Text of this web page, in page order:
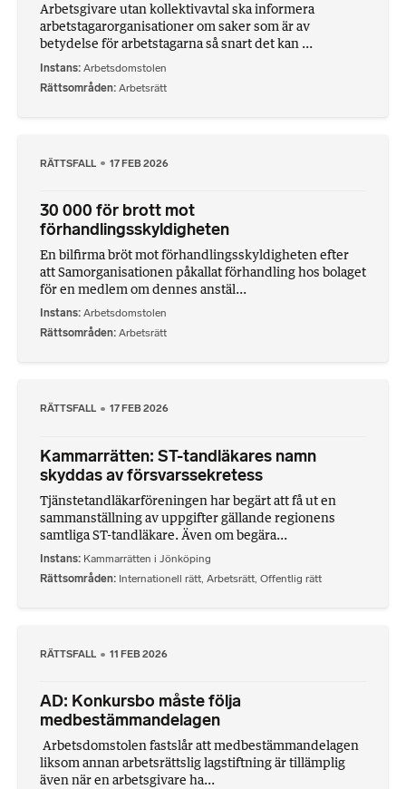
Arbetsgivare utan kollektivavtal ska informera
arbetstagarorganisationer om saker som är av
betydelse för arbetstagarna så snart det kan ...
Instans Arbetsdomstolen
Rättsområden Arbetsrätt
RÄTTSFALL 17 FEB 2026
30 000 för brott mot
förhandlingsskyldigheten
En bilfirma bröt mot förhandlingsskyldigheten efter
att Samorganisationen påkallat förhandling hos bolaget
för en medlem om dennes anstäl...
Instans Arbetsdomstolen
Rättsområden Arbetsrätt
RÄTTSFALL 17 FEB 2026
Kammarrätten: ST-tandläkares namn
skyddas av försvarssekretess
Tjänstetandläkarföreningen har begärt att få ut en
sammanställning av uppgifter gällande regionens
samtliga ST-tandläkare. Även om begära...
Instans Kammarrätten i Jönköping
Rättsområden Internationell rätt, Arbetsrätt, Offentlig rätt
RÄTTSFALL 11 FEB 2026
AD: Konkursbo måste följa
medbestämmandelagen
Arbetsdomstolen fastslår att medbestämmandelagen
liksom annan arbetsrättslig lagstiftning är tillämplig
även när en arbetsgivare ha...